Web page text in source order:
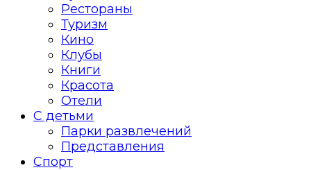
Рестораны
Туризм
Кино
Клубы
Книги
Красота
Отели
С детьми
Парки развлечений
Представления
Спорт